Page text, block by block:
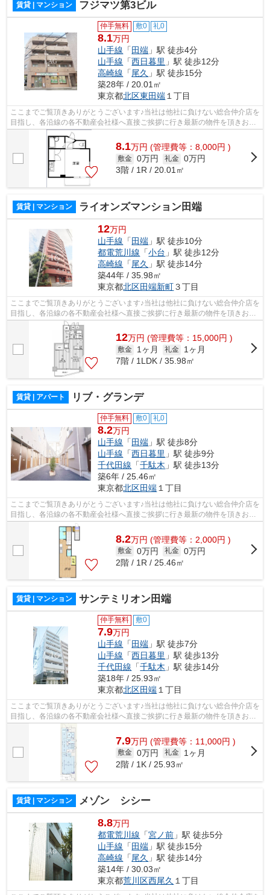
賃貸 | マンション フジマツ第3ビル
仲手無料 敷0 礼0
8.1万円
山手線 「 田端 」駅 徒歩4分
山手線 「西日暮里 」駅 徒歩12分
高崎線 「尾久 」駅 徒歩15分
築28年 / 20.01㎡
東京都北区東田端 １丁目
ここまでご覧頂きありがとうございます♪当社は他社に負けない総合仲介店を
目指し、各沿線の各不動産会社様へ直接ご挨拶に行き最新の物件を頂きお客
様へ提供しております！最新の情報は...
8.1万円 (管理費等：8,000円 )
敷金 0万円 礼金 0万円
3階 / 1R / 20.01㎡
賃貸 | マンション ライオンズマンション田端
12万円
山手線 「田端 」駅 徒歩10分
都電荒川線 「小台 」駅 徒歩12分
高崎線 「尾久 」駅 徒歩14分
築44年 / 35.98㎡
東京都北区田端新町３丁目
ここまでご覧頂きありがとうございます♪当社は他社に負けない総合仲介店を
目指し、各沿線の各不動産会社様へ直接ご挨拶に行き最新の物件を頂きお客
様へ提供しております！最新の情報は...
12万円 (管理費等：15,000円 )
敷金 1ヶ月 礼金
1ヶ月
7階 / 1LDK / 35.98㎡
賃貸 | アパート リブ・グランデ
仲手無料 敷0 礼0
8.2万円
山手線 「 田端 」駅 徒歩8分
山手線 「西日暮里 」駅 徒歩9分
千代田線 「千駄木 」駅 徒歩13分
築6年 / 25.46㎡
東京都北区田端１丁目
ここまでご覧頂きありがとうございます♪当社は他社に負けない総合仲介店を
目指し、各沿線の各不動産会社様へ直接ご挨拶に行き最新の物件を頂きお客
様へ提供しております！最新の情報は...
8.2万円 (管理費等：2,000円 )
敷金 0万円 礼金 0万円
2階 / 1R / 25.46㎡
賃貸 | マンション サンテミリオン田端
仲手無料 敷0
7.9万円
山手線 「 田端 」駅 徒歩7分
山手線 「西日暮里 」駅 徒歩13分
千代田線 「千駄木 」駅 徒歩14分
築18年 / 25.93㎡
東京都北区田端 １丁目
ここまでご覧頂きありがとうございます♪当社は他社に負けない総合仲介店を
目指し、各沿線の各不動産会社様へ直接ご挨拶に行き最新の物件を頂きお客
様へ提供しております！最新の情報は...
7.9万円 (管理費等：11,000円 )
敷金 0万円 礼金
1ヶ月
2階 / 1K / 25.93㎡
賃貸 | マンション メゾン シシー
8.8万円
都電荒川線 「宮ノ前 」駅 徒歩5分
山手線 「 田端 」駅 徒歩15分
高崎線 「尾久 」駅 徒歩14分
築14年 / 30.03㎡
東京都荒川区西尾久 １丁目